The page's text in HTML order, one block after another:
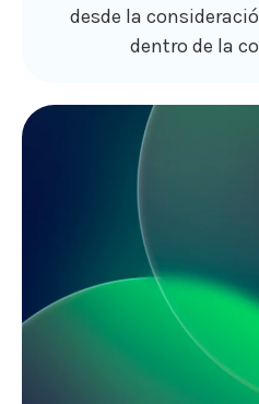
desde la
dentro de la